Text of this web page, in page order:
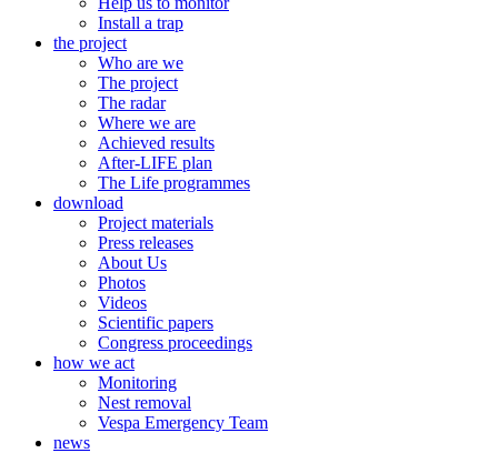
Install a trap
the project
Who are we
The project
The radar
Where we are
Achieved results
After-LIFE plan
The Life programmes
download
Project materials
Press releases
About Us
Photos
Videos
Scientific papers
Congress proceedings
how we act
Monitoring
Nest removal
Vespa Emergency Team
news